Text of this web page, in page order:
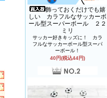
飾っておくだけでも嬉
しい カラフルなサッカーボ
ール型スーパーボール ２２
ミリ
サッカー好きキッズに！ カラ
フルなサッカーボール型スーパ
ーボール！
40円(税込44円)